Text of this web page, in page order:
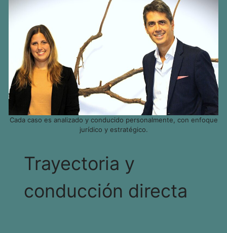
Cada caso es analizado y conducido personalmente, con enfoque
jurídico y estratégico.
Trayectoria y
conducción directa